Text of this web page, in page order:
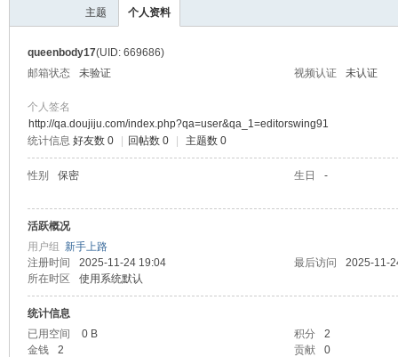
主题 个人资料
queenbody17(UID: 669686)
邮箱状态
未验证 视频认证 未认证
个人签名
http://qa.doujiju.com/index.php?qa=user&qa_1=editorswing91
统计信息 好友数 0 回帖数 0 主题数 0
性别 保密 生日 -
活跃概况
用户组 新手上路
注册时间
2025-11-24 19:04 最后访问
2025-11-
所在时区
使用系统默认
统计信息
已用空间
0 B 积分
2
金钱
2 贡献 0